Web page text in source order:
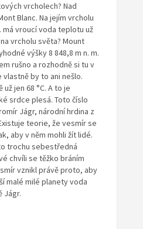
vrcholech? Nad
Blanc. Na jejím vrcholu
má vroucí voda teplotu už
vrcholu světa? Mount
výšky 8 848,8 m n. m.
rušno a rozhodně si tu v
vlastně by to ani nešlo.
jen 68 °C. A to je
srdce plesá. Toto číslo
Jágr, národní hrdina z
teorie, že vesmír se
aby v něm mohli žít lidé.
trochu sebestředná
chvíli se těžko bráním
vznikl právě proto, aby
malé milé planety voda
Jágr.